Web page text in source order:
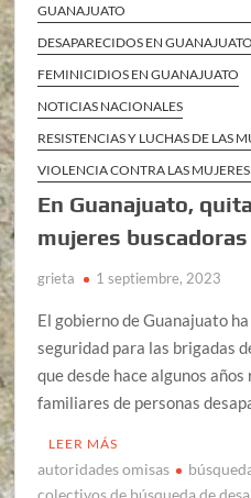
GUANAJUATO
DESAPARECIDOS EN GUANAJUATO
FEMINICIDIOS EN GUANAJUATO
NOTICIAS NACIONALES
RESISTENCIAS Y LUCHAS DE LAS
VIOLENCIA CONTRA LAS
En Guanajuato,
mujeres buscadoras
grieta 1 septiembre, 2023
El gobierno de Guanajuato
seguridad para las brigadas
que desde hace algunos
familiares de personas
LEER MÁS
autoridades omisas
colectivos de búsqueda de